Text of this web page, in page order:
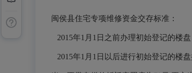
闽侯县住宅专项维修资金交存标准：
2015年1月1日之前办理初始登记的楼
2015年1月1日以后进行初始登记的楼